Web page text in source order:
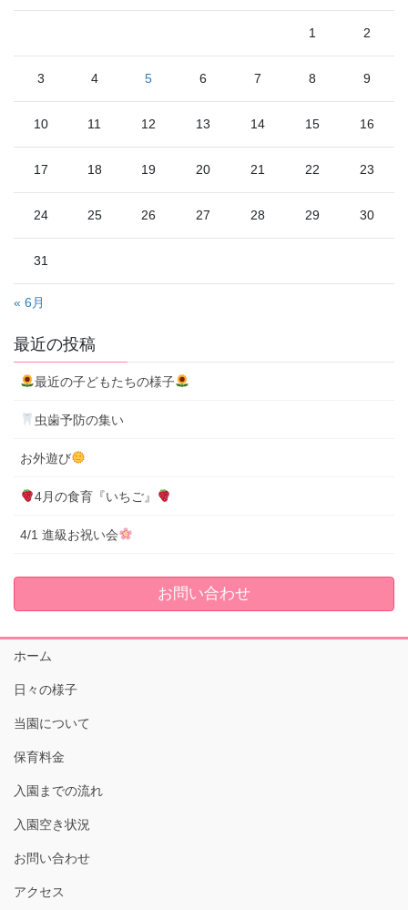
1 2
3 4 5 6 7 8 9
10 11 12 13 14 15 16
17 18 19 20 21 22 23
24 25 26 27 28 29 30
31
« 6月
最近の投稿
最近の子どもたちの様子
虫歯予防の集い
お外遊び
4月の食育『いちご』
4/1 進級お祝い会
お問い合わせ
ホーム
日々の様子
当園について
保育料金
入園までの流れ
入園空き状況
お問い合わせ
アクセス